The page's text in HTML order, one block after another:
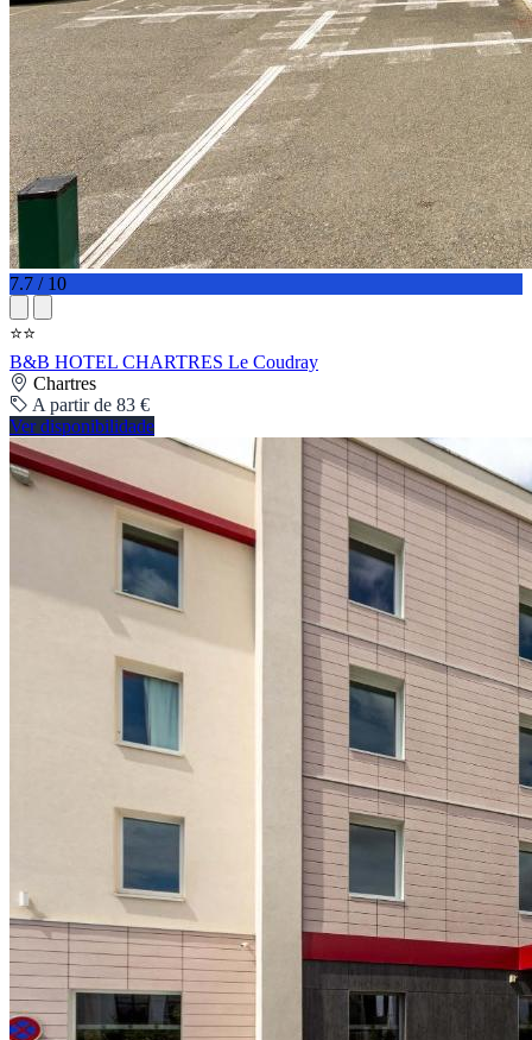
7.7 / 10
⭐⭐
B&B HOTEL CHARTRES Le Coudray
Chartres
A partir de 83 €
Ver disponibilidade